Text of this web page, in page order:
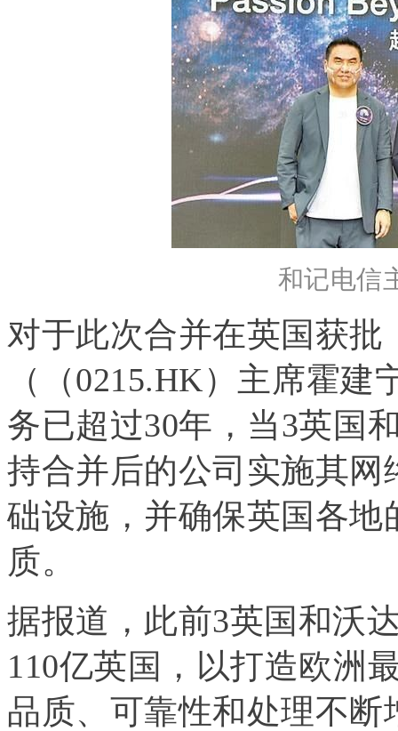
和记电信
对于此次合并在英国获
（（0215.HK）主席霍
务已超过30年，当3英国
持合并后的公司实施其
础设施，并确保英国各
质。
据报道，此前3英国和沃
110亿英国，以打造欧洲
品质、可靠性和处理不